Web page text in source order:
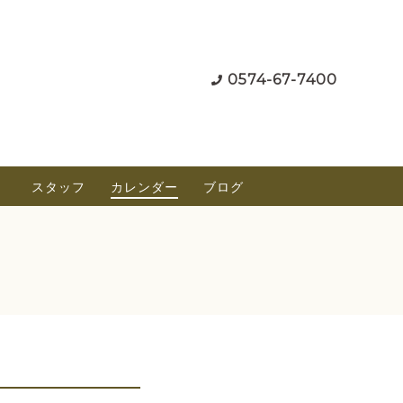
0574-67-7400
スタッフ カレンダー ブログ